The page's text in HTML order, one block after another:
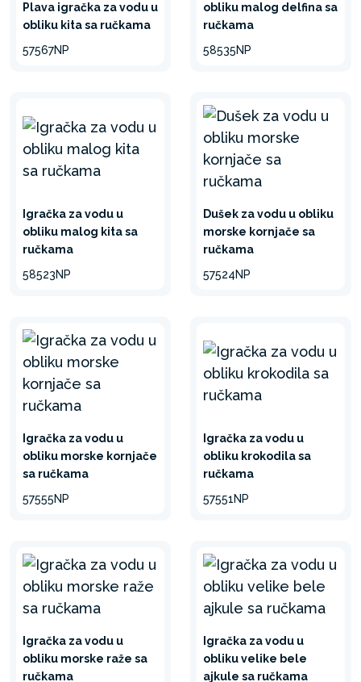
Plava igračka za vodu u
obliku kita sa ručkama
57567NP
obliku malog delfina sa
ručkama
58535NP
Igračka za vodu u
obliku malog kita sa
ručkama
58523NP
Dušek za vodu u obliku
morske kornjače sa
ručkama
57524NP
Igračka za vodu u
obliku morske kornjače
sa ručkama
57555NP
Igračka za vodu u
obliku krokodila sa
ručkama
57551NP
Igračka za vodu u
obliku morske raže sa
ručkama
Igračka za vodu u
obliku velike bele
ajkule sa ručkama